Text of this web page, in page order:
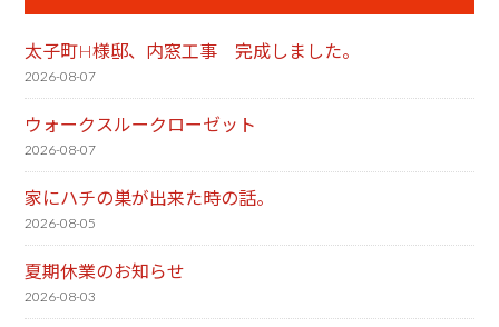
太子町H様邸、内窓工事 完成しました。
2026-08-07
ウォークスルークローゼット
2026-08-07
家にハチの巣が出来た時の話。
2026-08-05
夏期休業のお知らせ
2026-08-03